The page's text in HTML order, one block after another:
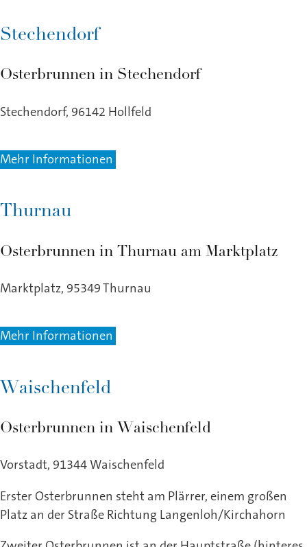
Stechendorf
Osterbrunnen in Stechendorf
Stechendorf, 96142 Hollfeld
Mehr Informationen
Thurnau
Osterbrunnen in Thurnau am Marktplatz
Marktplatz, 95349 Thurnau
Mehr Informationen
Waischenfeld
Osterbrunnen in Waischenfeld
Vorstadt, 91344 Waischenfeld
Erster Osterbrunnen steht am Plärrer, einem großen
Platz an der Straße Richtung Langenloh/Kirchahorn